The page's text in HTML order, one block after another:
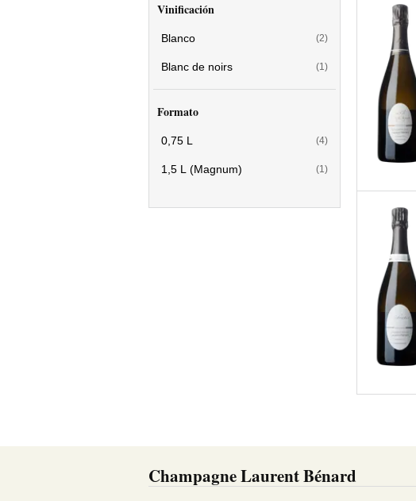
Vinificación
Blanco (2)
Blanc de noirs (1)
Formato
0,75 L (4)
1,5 L (Magnum) (1)
Champagne Laurent Bénard